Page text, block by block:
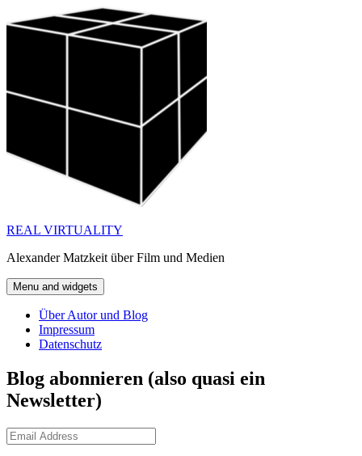
to
REAL VIRTUALITY
Alexander Matzkeit über Film und Medien
Menu and widgets
Über Autor und Blog
Impressum
Datenschutz
Blog abonnieren (also quasi ein
Newsletter)
Email
Address